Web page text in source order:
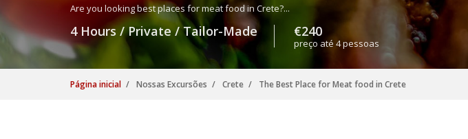
Are you looking best places for meat food in Crete?...
4 Hours / Private / Tailor-Made €240
preço até 4 pessoas
Página inicial Nossas Excursões Crete The Best Place for Meat food in Crete